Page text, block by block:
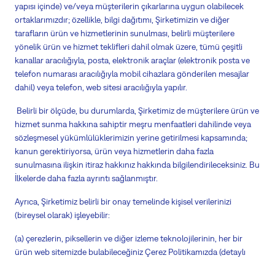
yapısı içinde) ve/veya müşterilerin çıkarlarına uygun olabilecek
ortaklarımızdır; özellikle, bilgi dağıtımı, Şirketimizin ve diğer
tarafların ürün ve hizmetlerinin sunulması, belirli müşterilere
yönelik ürün ve hizmet teklifleri dahil olmak üzere, tümü çeşitli
kanallar aracılığıyla, posta, elektronik araçlar (elektronik posta ve
telefon numarası aracılığıyla mobil cihazlara gönderilen mesajlar
dahil) veya telefon, web sitesi aracılığıyla yapılır.
Belirli bir ölçüde, bu durumlarda, Şirketimiz de müşterilere ürün ve
hizmet sunma hakkına sahiptir meşru menfaatleri dahilinde veya
sözleşmesel yükümlülüklerimizin yerine getirilmesi kapsamında;
kanun gerektiriyorsa, ürün veya hizmetlerin daha fazla
sunulmasına ilişkin itiraz hakkınız hakkında bilgilendirileceksiniz. Bu
İlkelerde daha fazla ayrıntı sağlanmıştır.
Ayrıca, Şirketimiz belirli bir onay temelinde kişisel verilerinizi
(bireysel olarak) işleyebilir:
(a) çerezlerin, piksellerin ve diğer izleme teknolojilerinin, her bir
ürün web sitemizde bulabileceğiniz Çerez Politikamızda (detaylı